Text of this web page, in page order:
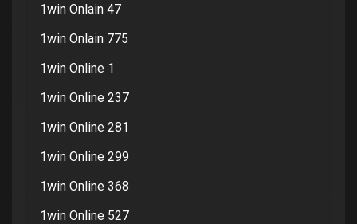
1win Onlain 47
1win Onlain 775
1win Online 1
1win Online 237
1win Online 281
1win Online 299
1win Online 368
1win Online 527